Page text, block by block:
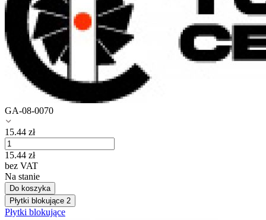
GA-08-0070
15.44 zł
15.44 zł
bez VAT
Na stanie
Do koszyka
Płytki blokujące 2
Płytki blokujące